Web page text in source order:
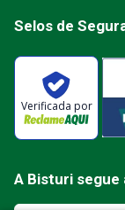
Selos de
Verificada por
A Bisturi segue